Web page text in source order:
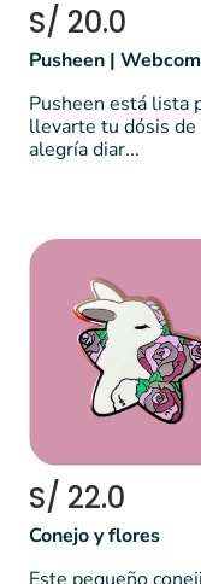
S/ 20.0
Pusheen |
Pusheen está lista
llevarte tu dósis de
alegría diar...
S/ 22.0
Conejo y flores